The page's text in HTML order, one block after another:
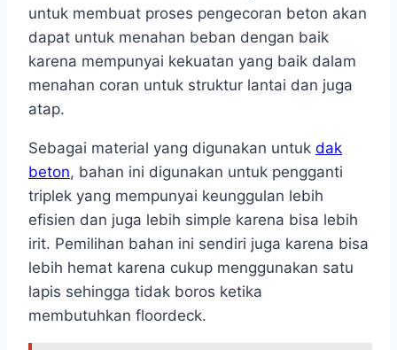
untuk membuat proses pengecoran beton akan
dapat untuk menahan beban dengan baik
karena mempunyai kekuatan yang baik dalam
menahan coran untuk struktur lantai dan juga
atap.
Sebagai material yang digunakan untuk dak
beton, bahan ini digunakan untuk pengganti
triplek yang mempunyai keunggulan lebih
efisien dan juga lebih simple karena bisa lebih
irit. Pemilihan bahan ini sendiri juga karena bisa
lebih hemat karena cukup menggunakan satu
lapis sehingga tidak boros ketika
membutuhkan floordeck.